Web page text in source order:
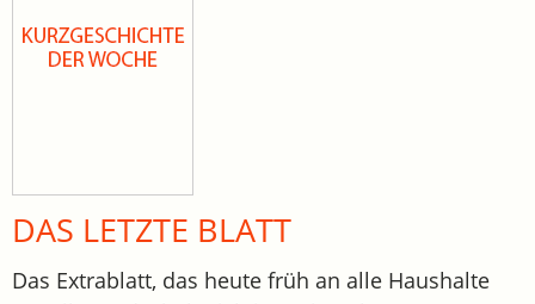
DAS LETZTE BLATT
Das Extrablatt, das heute früh an alle Haushalte